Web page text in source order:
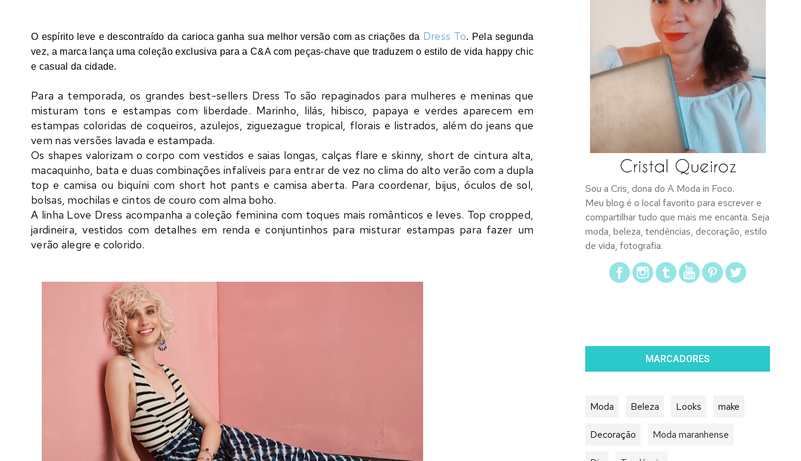
O espírito leve e descontraído da carioca ganha sua melhor versão com as criações da Dress To. Pela segunda
vez, a marca lança uma coleção exclusiva para a C&A com peças-chave que traduzem o estilo de vida happy chic
e casual da cidade.
Para a temporada, os grandes best-sellers Dress To são repaginados para mulheres e meninas que
misturam tons e estampas com liberdade. Marinho, lilás, hibisco, papaya e verdes aparecem em
estampas coloridas de coqueiros, azulejos, ziguezague tropical, florais e listrados, além do jeans que
vem nas versões lavada e estampada.
Os shapes valorizam o corpo com vestidos e saias longas, calças flare e skinny, short de cintura alta,
macaquinho, bata e duas combinações infalíveis para entrar de vez no clima do alto verão com a dupla
top e camisa ou biquíni com short hot pants e camisa aberta. Para coordenar, bijus, óculos de sol,
bolsas, mochilas e cintos de couro com alma boho.
A linha Love Dress acompanha a coleção feminina com toques mais românticos e leves. Top cropped,
jardineira, vestidos com detalhes em renda e conjuntinhos para misturar estampas para fazer um
verão alegre e colorido.
Sou a Cris, dona do A Moda in Foco.
Meu blog é o local favorito para escrever e
compartilhar tudo que mais me encanta. Seja
moda, beleza, tendências, decoração, estilo
de vida, fotografia.
MARCADORES
Moda Beleza Looks make
Decoração Moda maranhense